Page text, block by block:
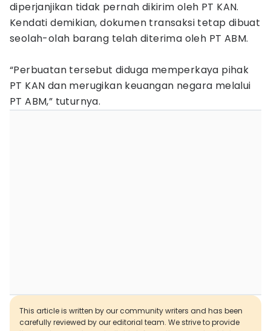
diperjanjikan tidak pernah dikirim oleh PT KAN.
Kendati demikian, dokumen transaksi tetap dibuat
seolah-olah barang telah diterima oleh PT ABM.
“Perbuatan tersebut diduga memperkaya pihak
PT KAN dan merugikan keuangan negara melalui
PT ABM,” tuturnya.
This article is written by our community writers and has been
carefully reviewed by our editorial team. We strive to provide